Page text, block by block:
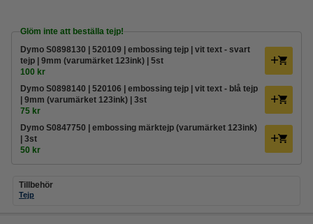
Glöm inte att beställa tejp!
Dymo S0898130 | 520109 | embossing tejp | vit text - svart
tejp | 9mm (varumärket 123ink) | 5st
100 kr
Dymo S0898140 | 520106 | embossing tejp | vit text - blå tejp
| 9mm (varumärket 123ink) | 3st
75 kr
Dymo S0847750 | embossing märktejp (varumärket 123ink)
| 3st
50 kr
Tillbehör
Tejp